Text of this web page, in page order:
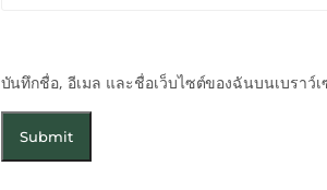
บันทึกชื่อ, อีเมล และชื่อเว็บไซต์ของฉันบนเบราว์